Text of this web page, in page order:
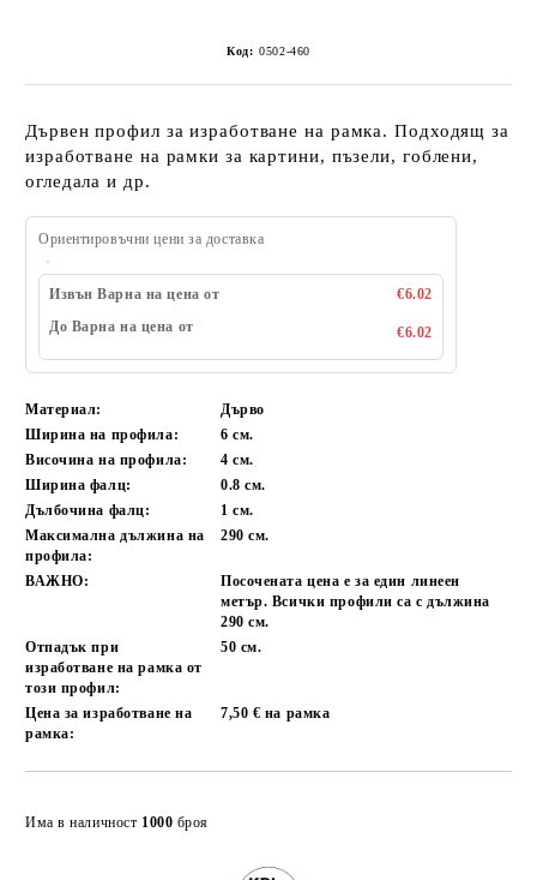
Код: 0502-460
Дървен профил за изработване на рамка. Подходящ за
изработване на рамки за картини, пъзели, гоблени,
огледала и др.
Ориентировъчни цени за доставка
Извън Варна на цена от
€6.02
До Варна на цена от
€6.02
Материал:
Дърво
Ширина на профила:
6 см.
Височина на профила:
4 см.
Ширина фалц:
0.8 см.
Дълбочина фалц:
1 см.
Максимална дължина на
профила:
290 см.
ВАЖНО:
Посочената цена е за един линеен
метър. Всички профили са с дължина
290 см.
Отпадък при
изработване на рамка от
този профил:
50 см.
Цена за изработване на
рамка:
7,50 € на рамка
Има в наличност 1000 броя